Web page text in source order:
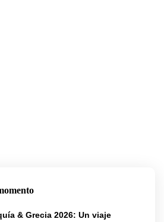
& Grecia 2026: Un viaje